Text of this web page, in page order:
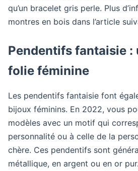
qu’un bracelet gris perle. Plus
montres en bois dans l’article
Pendentifs fantaisie :
folie féminine
Les pendentifs fantaisie font
bijoux féminins. En 2022, vous
modèles avec un motif qui
personnalité ou à celle de la
chère. Ces pendentifs sont
métallique, en argent ou en or